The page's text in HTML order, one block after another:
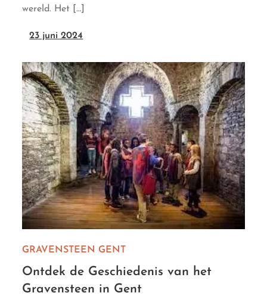
wereld. Het […]
23 juni 2024
GRAVENSTEEN GENT
Ontdek de Geschiedenis van het
Gravensteen in Gent